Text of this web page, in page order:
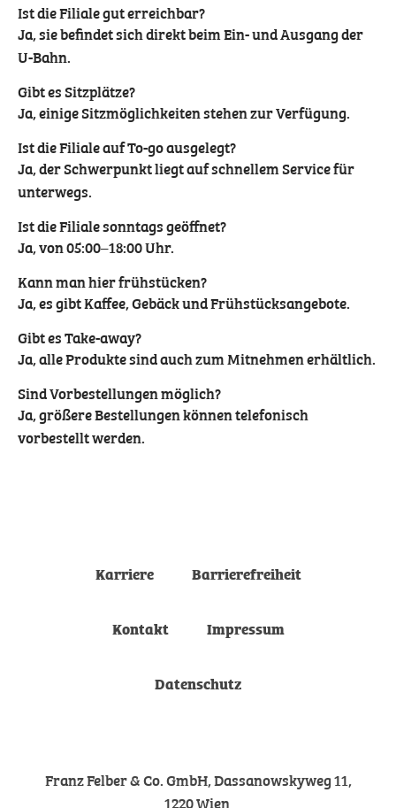
Ist die Filiale gut erreichbar?
Ja, sie befindet sich direkt beim Ein- und Ausgang der
U-Bahn.
Gibt es Sitzplätze?
Ja, einige Sitzmöglichkeiten stehen zur Verfügung.
Ist die Filiale auf To-go ausgelegt?
Ja, der Schwerpunkt liegt auf schnellem Service für
unterwegs.
Ist die Filiale sonntags geöffnet?
Ja, von 05:00–18:00 Uhr.
Kann man hier frühstücken?
Ja, es gibt Kaffee, Gebäck und Frühstücksangebote.
Gibt es Take-away?
Ja, alle Produkte sind auch zum Mitnehmen erhältlich.
Sind Vorbestellungen möglich?
Ja, größere Bestellungen können telefonisch
vorbestellt werden.
Karriere Barrierefreiheit
Kontakt Impressum
Datenschutz
Franz Felber & Co. GmbH, Dassanowskyweg 11,
1220 Wien